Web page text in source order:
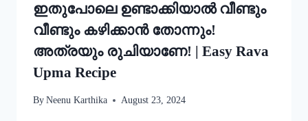
ഇതുപോലെ ഉണ്ടാക്കിയാൽ വീണ്ടും
വീണ്ടും കഴിക്കാൻ തോന്നും!
അത്രയും രുചിയാണേ! | Easy Rava
Upma Recipe
By Neenu Karthika August 23, 2024